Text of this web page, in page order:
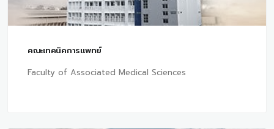
คณะเทคนิคการแพทย์
Faculty of Associated Medical Sciences